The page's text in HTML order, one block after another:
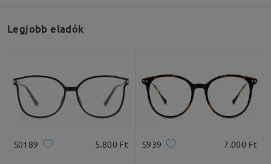
Legjobb eladók
S0189 5.800 Ft S939 7.000 Ft